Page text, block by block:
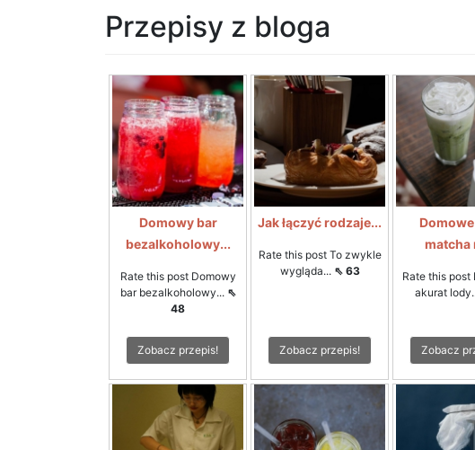
Przepisy z bloga
Domowy bar
bezalkoholowy...
Rate this post Domowy
bar bezalkoholowy... ⇖
48
Zobacz przepis!
Jak łączyć rodzaje...
Rate this post To zwykle
wygląda... ⇖ 63
Zobacz przepis!
matcha
Rate this post
akurat
Zobacz